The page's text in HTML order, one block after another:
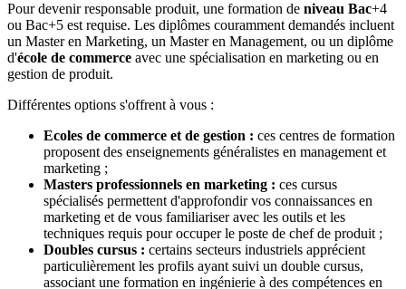
Pour devenir responsable produit, une formation de niveau Bac+4
ou Bac+5 est requise. Les diplômes couramment demandés incluent
un Master en Marketing, un Master en Management, ou un diplôme
d'école de commerce avec une spécialisation en marketing ou en
gestion de produit.
Différentes options s'offrent à vous :
Ecoles de commerce et de gestion : ces centres de formation
proposent des enseignements généralistes en management et
marketing ;
Masters professionnels en marketing : ces cursus
spécialisés permettent d'approfondir vos connaissances en
marketing et de vous familiariser avec les outils et les
techniques requis pour occuper le poste de chef de produit ;
Doubles cursus : certains secteurs industriels apprécient
particulièrement les profils ayant suivi un double cursus,
associant une formation en ingénierie à des compétences en